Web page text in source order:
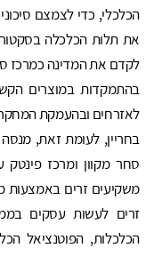
הכלכלי, כדי לצמצם
את תלות הכלכלה
לקדם את המדינה כמרכז
בהתמקדות במוצרים
לאזרחים ובהעמקת המחקר
בחריין, לעומת זאת,
סחר מקוון ומרכז
משקיעים זרים באמצעות
זרים לעשות עסקים
הכלכלות, הפוטנציאל